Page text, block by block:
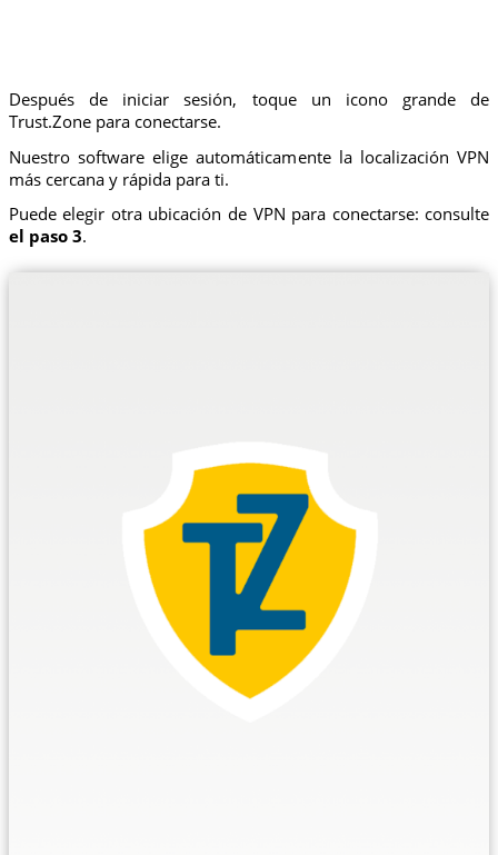
Después de iniciar sesión, toque un icono grande de
Trust.Zone para conectarse.
Nuestro software elige automáticamente la localización VPN
más cercana y rápida para ti.
Puede elegir otra ubicación de VPN para conectarse: consulte
el paso 3.